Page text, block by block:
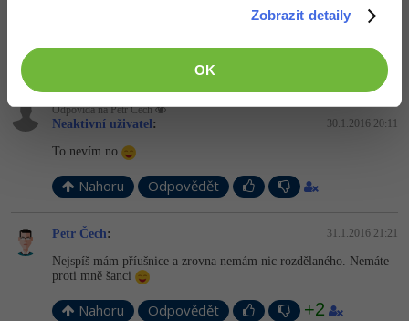
Zobrazit detaily
OK
A jo, máš pravdu... potom nechápu, proč je to na NuGetu...
Odpovědět
Odpovídá na Petr Čech
Neaktivní uživatel : 30.1.2016 20:11
To nevím no
Nahoru Odpovědět
Petr Čech: 31.1.2016 21:21
Nejspíš mám příušnice a zrovna nemám nic rozdělaného. Nemáte
proti mně šanci
Nahoru Odpovědět +2